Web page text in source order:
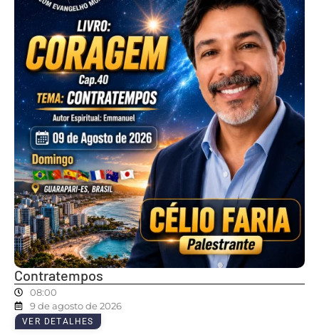
Contratempos
08:00
9 de agosto de 2026
VER DETALHES